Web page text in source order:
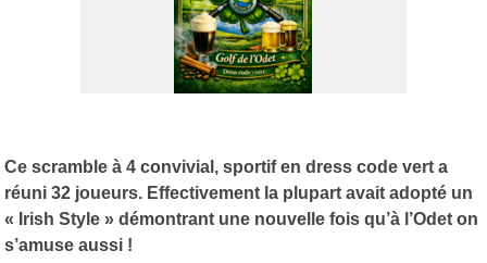
Ce scramble à 4 convivial, sportif en dress code vert a
réuni 32 joueurs. Effectivement la plupart avait adopté un
« Irish Style » démontrant une nouvelle fois qu’à l’Odet on
s’amuse aussi !